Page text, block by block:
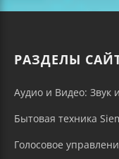
РАЗДЕЛЫ
Аудио и Видео: Звук
Бытовая техника
Голосовое